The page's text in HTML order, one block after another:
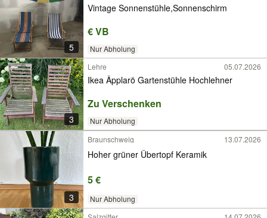
5
Vintage Sonnenstühle,Sonnenschirm
€ VB
Nur Abholung
3
Lehre 05.07.2026
Ikea Äpplarö Gartenstühle Hochlehner
Zu Verschenken
Nur Abholung
3
Braunschweig 13.07.2026
Hoher grüner Übertopf Keramik
5 €
Nur Abholung